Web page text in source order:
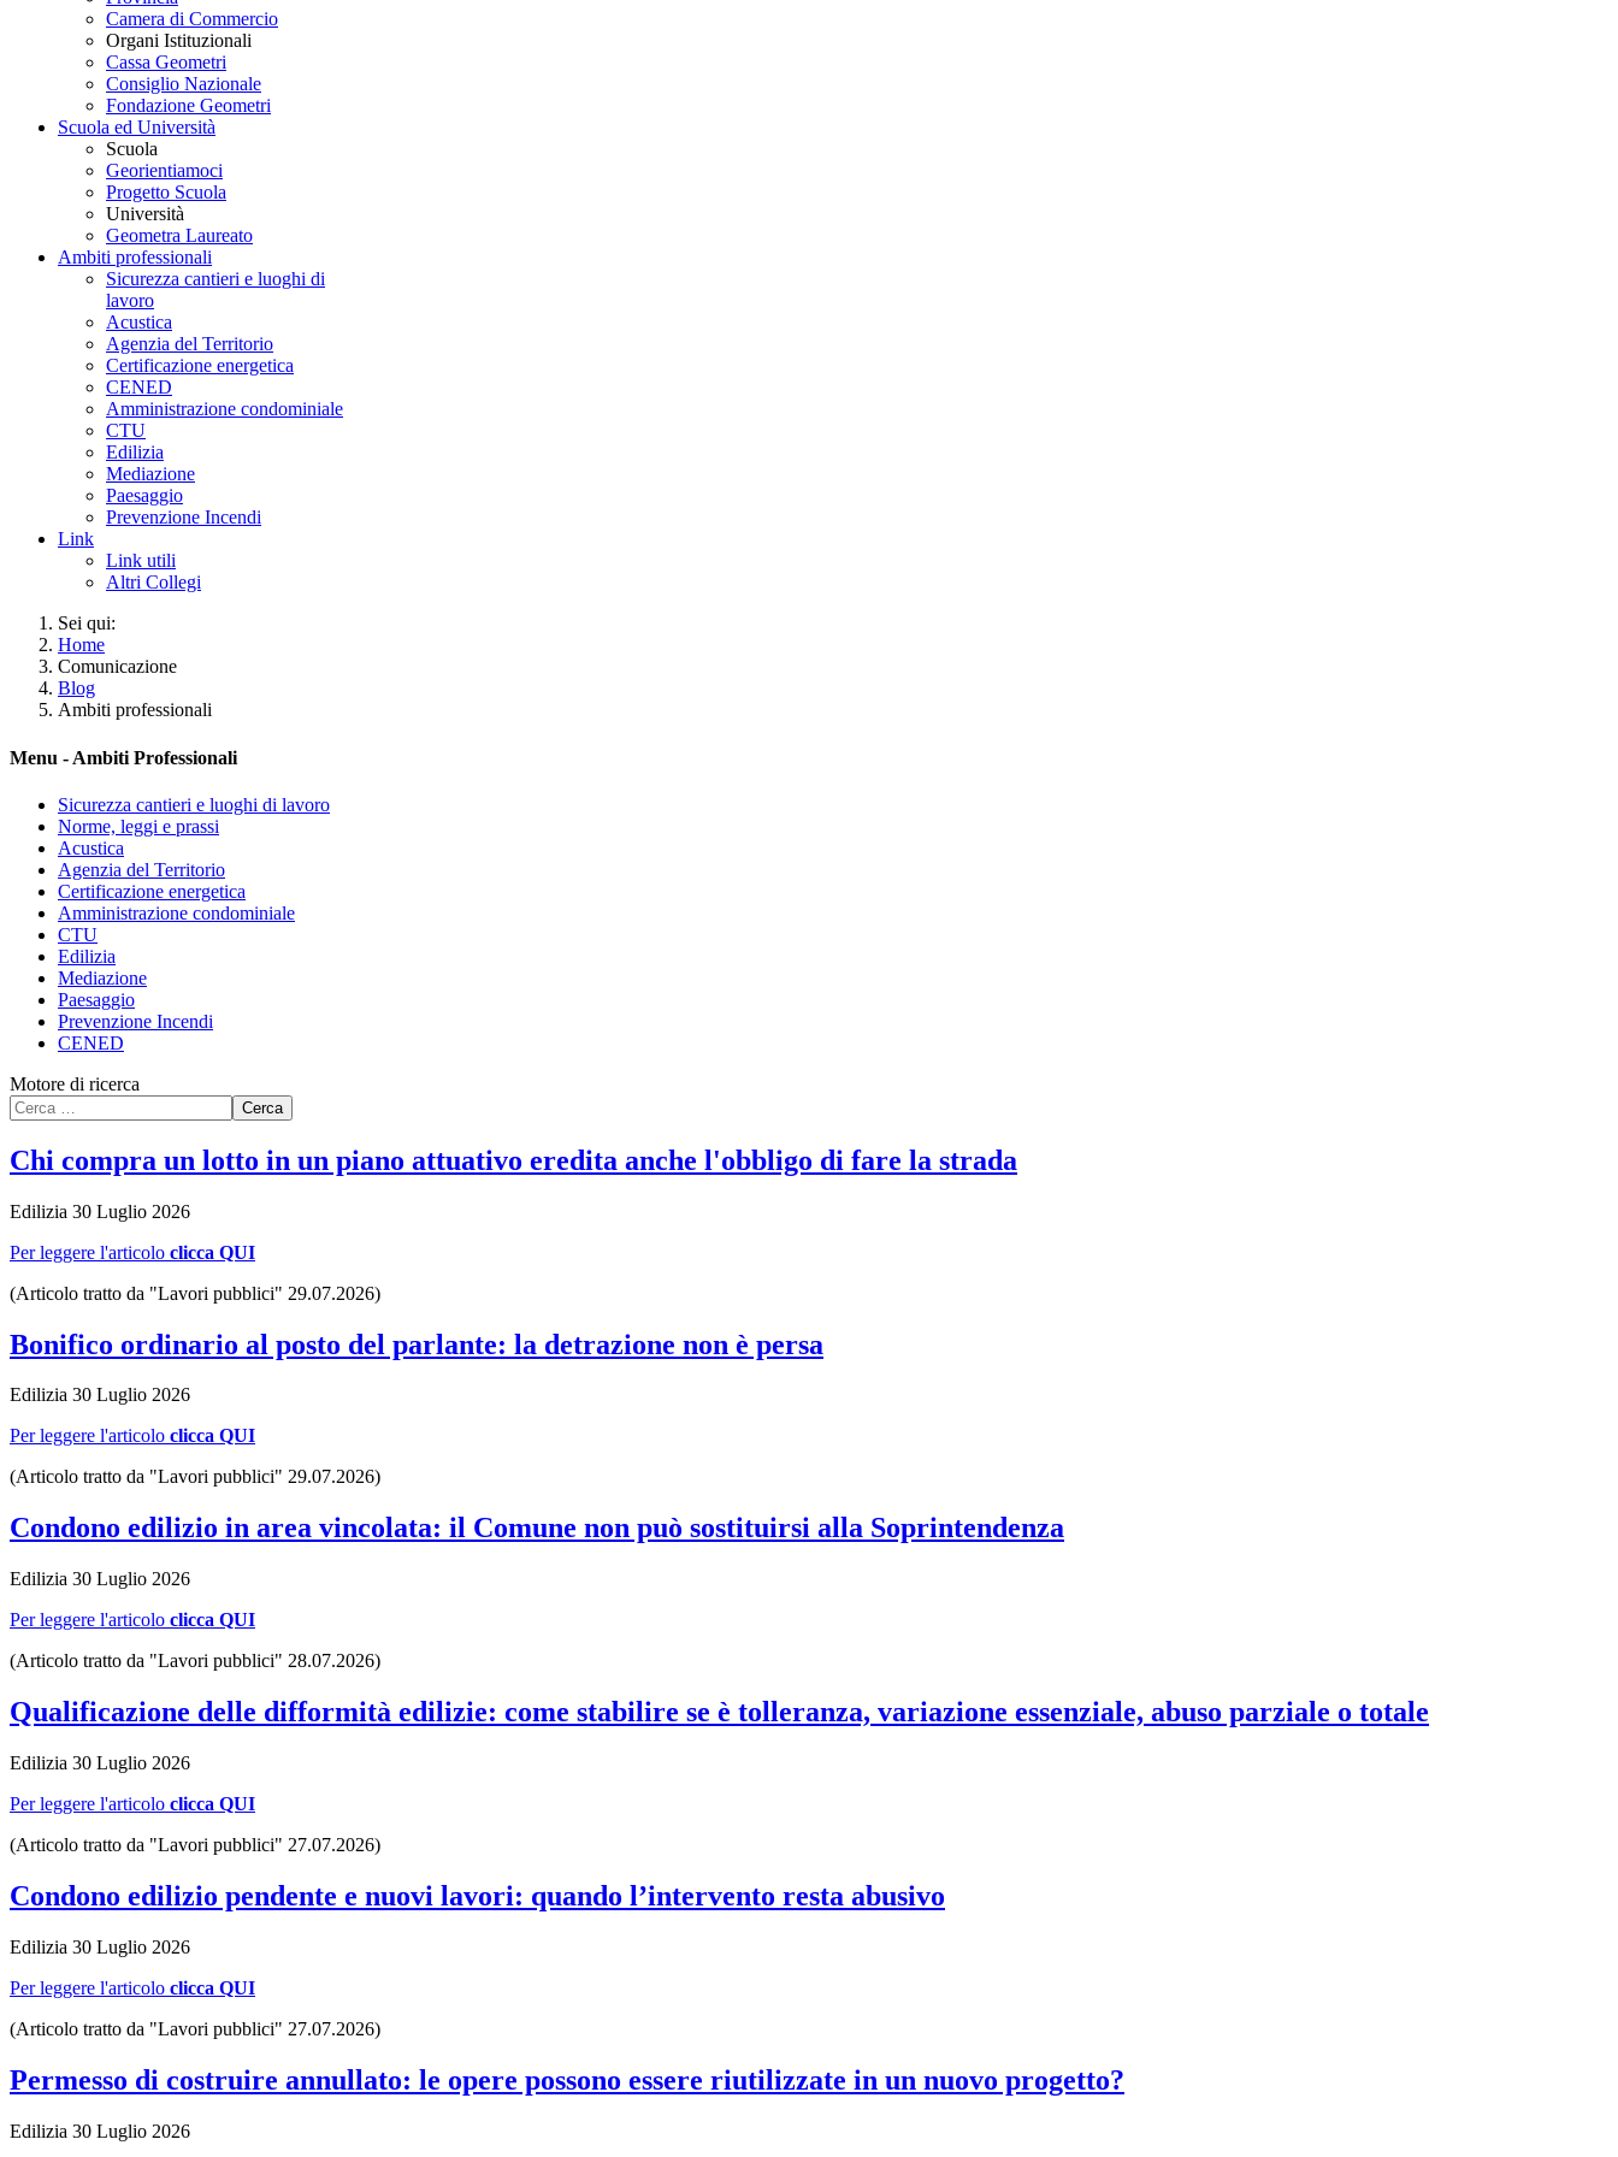
Camera di Commercio
Organi Istituzionali
Cassa Geometri
Consiglio Nazionale
Fondazione Geometri
Scuola ed Università
Scuola
Georientiamoci
Progetto Scuola
Università
Geometra Laureato
Ambiti professionali
Sicurezza cantieri e luoghi di
lavoro
Acustica
Agenzia del Territorio
Certificazione energetica
CENED
Amministrazione condominiale
CTU
Edilizia
Mediazione
Paesaggio
Prevenzione Incendi
Link
Link utili
Altri Collegi
Sei qui:
Home
Comunicazione
Blog
Ambiti professionali
Menu - Ambiti Professionali
Sicurezza cantieri e luoghi di lavoro
Norme, leggi e prassi
Acustica
Agenzia del Territorio
Certificazione energetica
Amministrazione condominiale
CTU
Edilizia
Mediazione
Paesaggio
Prevenzione Incendi
CENED
Motore di ricerca
Cerca
Chi compra un lotto in un piano attuativo eredita anche l'obbligo di fare la strada
Edilizia 30 Luglio 2026
Per leggere l'articolo clicca QUI
(Articolo tratto da "Lavori pubblici" 29.07.2026)
Bonifico ordinario al posto del parlante: la detrazione non è persa
Edilizia 30 Luglio 2026
Per leggere l'articolo clicca QUI
(Articolo tratto da "Lavori pubblici" 29.07.2026)
Condono edilizio in area vincolata: il Comune non può sostituirsi alla Soprintendenza
Edilizia 30 Luglio 2026
Per leggere l'articolo clicca QUI
(Articolo tratto da "Lavori pubblici" 28.07.2026)
Qualificazione delle difformità edilizie: come stabilire se è tolleranza, variazione essenziale, abuso parziale o totale
Edilizia 30 Luglio 2026
Per leggere l'articolo clicca QUI
(Articolo tratto da "Lavori pubblici" 27.07.2026)
Condono edilizio pendente e nuovi lavori: quando l’intervento resta abusivo
Edilizia 30 Luglio 2026
Per leggere l'articolo clicca QUI
(Articolo tratto da "Lavori pubblici" 27.07.2026)
Permesso di costruire annullato: le opere possono essere riutilizzate in un nuovo progetto?
Edilizia 30 Luglio 2026